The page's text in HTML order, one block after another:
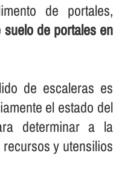
de portales,
de portales en
de escaleras es
el estado del
determinar a la
y utensilios